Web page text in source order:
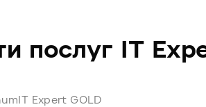
послуг IT
IT Expert GOLD